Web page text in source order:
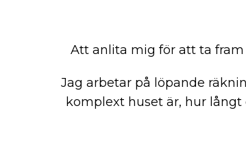
Att anlita mig för att ta
Jag arbetar på löpande
komplext huset är, hur